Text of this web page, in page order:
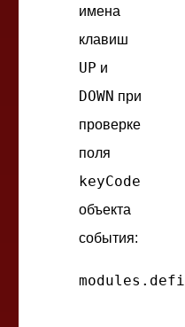
имена
клавиш
UP и
DOWN при
проверке
поля
keyCode
объекта
события: